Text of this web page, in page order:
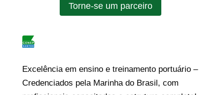
Torne-se um parceiro
Excelência em ensino e treinamento portuário –
Credenciados pela Marinha do Brasil, com